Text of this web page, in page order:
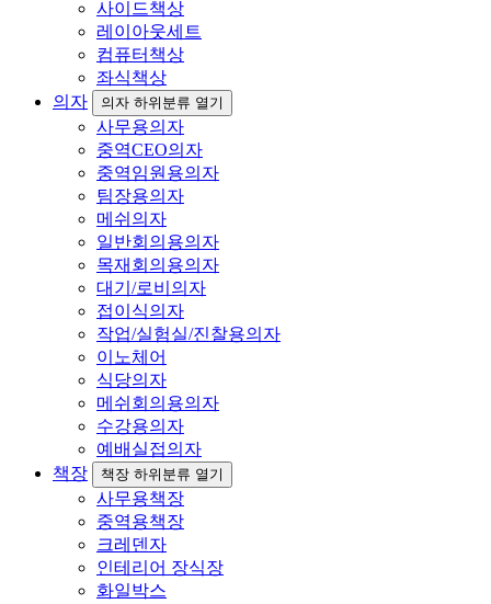
사이드책상
레이아웃세트
컴퓨터책상
좌식책상
의자
의자 하위분류 열기
사무용의자
중역CEO의자
중역임원용의자
팀장용의자
메쉬의자
일반회의용의자
목재회의용의자
대기/로비의자
접이식의자
작업/실험실/진찰용의자
이노체어
식당의자
메쉬회의용의자
수강용의자
예배실접의자
책장
책장 하위분류 열기
사무용책장
중역용책장
크레덴자
인테리어 장식장
화일박스